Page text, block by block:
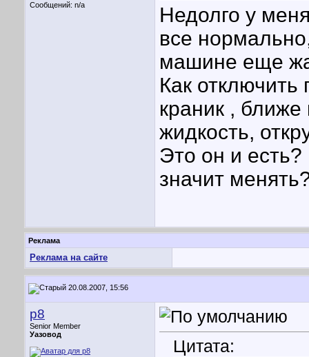
Сообщений: n/a
Недолго у
все
машине еще
Как отключить
краник , ближе
жидкость,
Это он и есть?
значит
Реклама
Реклама на сайте
20.08.2007, 15:56
p8
Senior Member
Уазовод
Цитата: